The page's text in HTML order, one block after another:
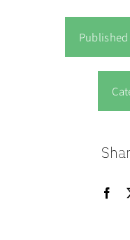
Published